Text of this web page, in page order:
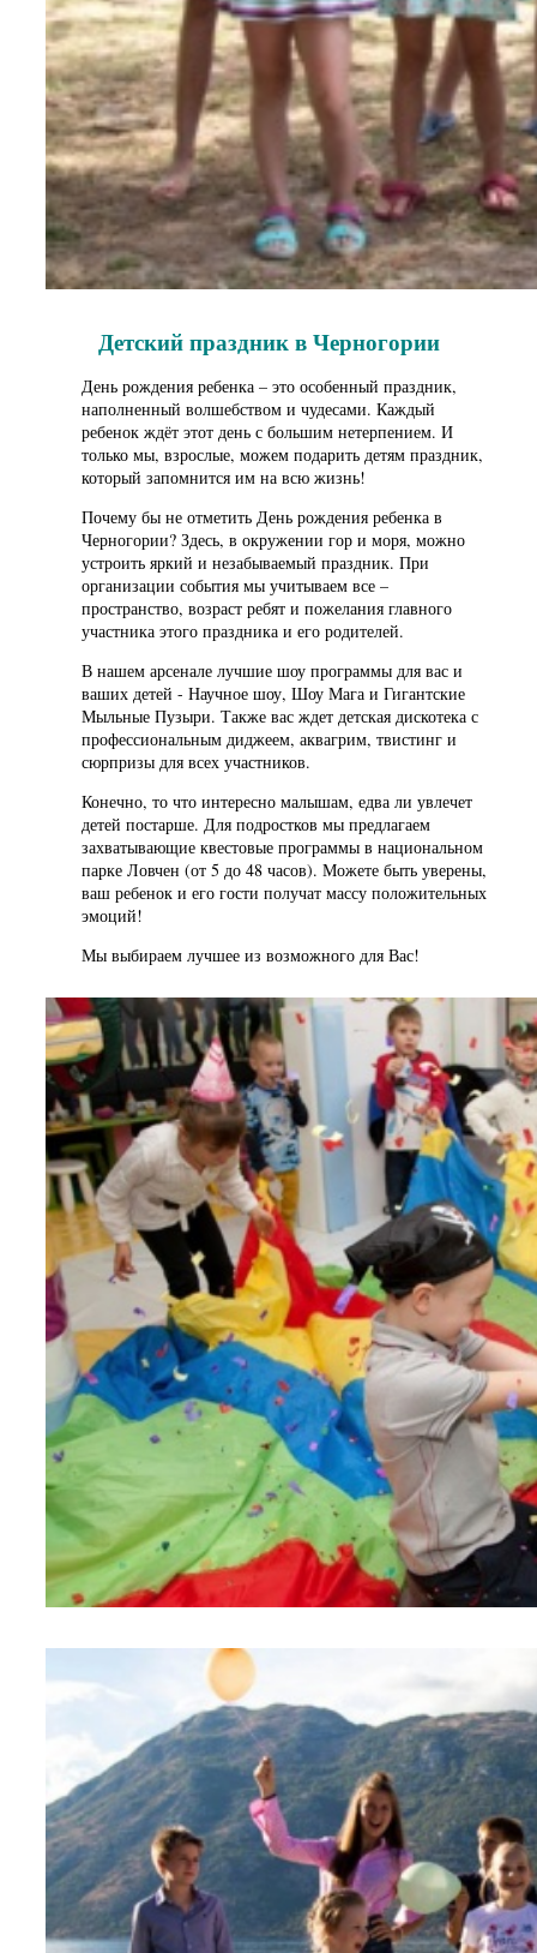
Детский праздник в Черногории
День рождения ребенка – это особенный праздник,
наполненный волшебством и чудесами. Каждый
ребенок ждёт этот день с большим нетерпением. И
только мы, взрослые, можем подарить детям праздник,
который запомнится им на всю жизнь!
Почему бы не отметить День рождения ребенка в
Черногории? Здесь, в окружении гор и моря, можно
устроить яркий и незабываемый праздник. При
организации события мы учитываем все –
пространство, возраст ребят и пожелания главного
участника этого праздника и его родителей.
В нашем арсенале лучшие шоу программы для вас и
ваших детей - Научное шоу, Шоу Мага и Гигантские
Мыльные Пузыри. Также вас ждет детская дискотека с
профессиональным диджеем, аквагрим, твистинг и
сюрпризы для всех участников.
Конечно, то что интересно малышам, едва ли увлечет
детей постарше. Для подростков мы предлагаем
захватывающие квестовые программы в национальном
парке Ловчен (от 5 до 48 часов). Можете быть уверены,
ваш ребенок и его гости получат массу положительных
эмоций!
Мы выбираем лучшее из возможного для Вас!